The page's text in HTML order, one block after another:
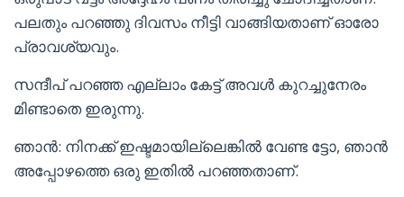
പലതും പറഞ്ഞു ദിവസം നീട്ടി വാങ്ങിയതാണ് ഓരോ
പ്രാവശ്യവും.
സന്ദീപ് പറഞ്ഞ എല്ലാം കേട്ട് അവൾ കുറച്ചുനേരം
മിണ്ടാതെ ഇരുന്നു.
ഞാൻ: നിനക്ക് ഇഷ്ടമായില്ലെങ്കിൽ വേണ്ട ട്ടോ, ഞാൻ
അപ്പോഴത്തെ ഒരു ഇതിൽ പറഞ്ഞതാണ്.